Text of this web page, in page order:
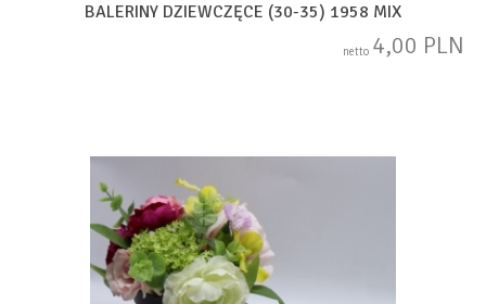
BALERINY DZIEWCZĘCE (30-35) 1958 MIX
netto 4,00 PLN